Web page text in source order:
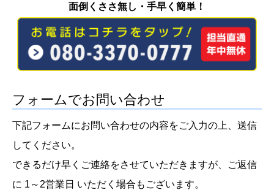
面倒くささ無し・手早く簡単！
フォームでお問い合わせ
下記フォームにお問い合わせの内容をご入力の上、送信
してください。
できるだけ早くご連絡をさせていただきますが、ご返信
に 1～2営業日 いただく場合もございます。